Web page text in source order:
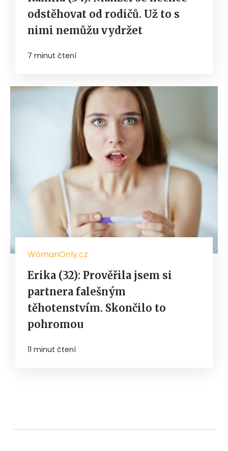
odstěhovat od rodičů. Už to s
nimi nemůžu vydržet
7 minut čtení
WomanOnly.cz
Erika (32): Prověřila jsem si
partnera falešným
těhotenstvím. Skončilo to
pohromou
11 minut čtení